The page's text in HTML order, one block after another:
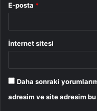
E-posta *
İnternet sitesi
Daha sonraki
adresim ve site adresim